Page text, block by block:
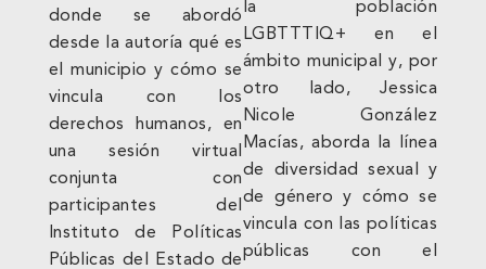
donde se abordó
desde la autoría qué es
el municipio y cómo se
vincula con los
derechos humanos, en
una sesión virtual
conjunta con
participantes del
Instituto de Políticas
Públicas del Estado de
la población
LGBTTTIQ+ en el
ámbito municipal y, por
otro lado, Jessica
Nicole González
Macías, aborda la línea
de diversidad sexual y
de género y cómo se
vincula con las políticas
públicas con el